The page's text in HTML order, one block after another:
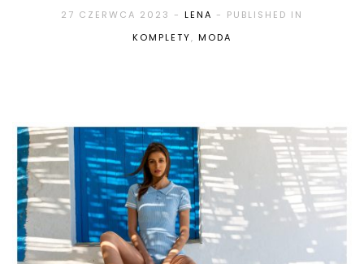
27 CZERWCA 2023 - LENA - PUBLISHED IN
KOMPLETY, MODA